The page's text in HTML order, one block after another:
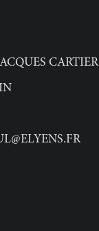
CARTIER